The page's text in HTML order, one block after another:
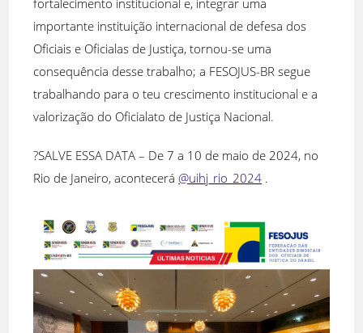
fortalecimento institucional e, integrar uma
importante instituição internacional de defesa dos
Oficiais e Oficialas de Justiça, tornou-se uma
consequência desse trabalho; a FESOJUS-BR segue
trabalhando para o teu crescimento institucional e a
valorização do Oficialato de Justiça Nacional.
?SALVE ESSA DATA – De 7 a 10 de maio de 2024, no
Rio de Janeiro, acontecerá@uihj_rio_2024 .